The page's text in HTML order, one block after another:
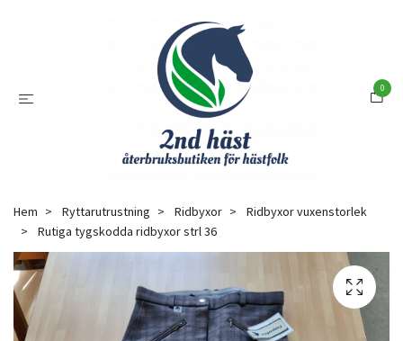
0
Hem Ryttarutrustning Ridbyxor
Ridbyxor vuxenstorlek
Rutiga tygskodda ridbyxor strl 36